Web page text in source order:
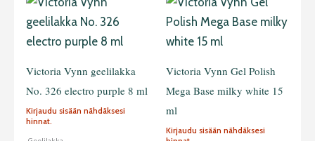
Victoria Vynn geelilakka
No. 326 electro purple 8 ml
Kirjaudu sisään nähdäksesi
hinnat.
Victoria Vynn Gel Polish
Mega Base milky white 15
ml
Kirjaudu sisään nähdäksesi